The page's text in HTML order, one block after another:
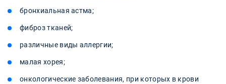
бронхиальная астма;
фиброз тканей;
различные виды аллергии;
малая хорея;
онкологические заболевания, при которых в крови